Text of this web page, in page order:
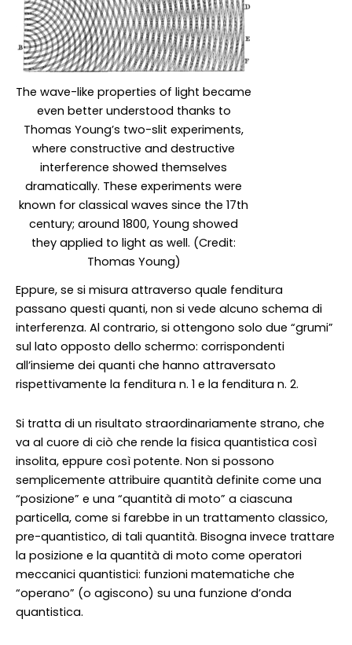
The wave-like properties of light became
even better understood thanks to
Thomas Young’s two-slit experiments,
where constructive and destructive
interference showed themselves
dramatically. These experiments were
known for classical waves since the 17th
century; around 1800, Young showed
they applied to light as well. (Credit:
Thomas Young)
Eppure, se si misura attraverso quale fenditura
passano questi quanti, non si vede alcuno schema di
interferenza. Al contrario, si ottengono solo due “grumi”
sul lato opposto dello schermo: corrispondenti
all’insieme dei quanti che hanno attraversato
rispettivamente la fenditura n. 1 e la fenditura n. 2.
Si tratta di un risultato straordinariamente strano, che
va al cuore di ciò che rende la fisica quantistica così
insolita, eppure così potente. Non si possono
semplicemente attribuire quantità definite come una
“posizione” e una “quantità di moto” a ciascuna
particella, come si farebbe in un trattamento classico,
pre-quantistico, di tali quantità. Bisogna invece trattare
la posizione e la quantità di moto come operatori
meccanici quantistici: funzioni matematiche che
“operano” (o agiscono) su una funzione d’onda
quantistica.